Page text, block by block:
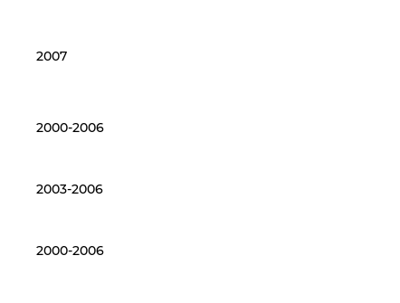
2007
2000-2006
2003-2006
2000-2006